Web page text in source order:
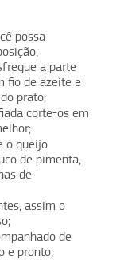
possa
a parte
fio de azeite e
prato;
corte-os em
o queijo
de pimenta,
de
assim o
de
e pronto;